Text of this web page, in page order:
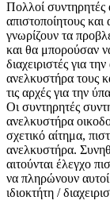
Πολλοί συντηρητές
απιστοποίητους
γνωρίζουν τα
και θα μπορούσαν
διαχειριστές για
ανελκυστήρα τους
τις αρχές για την
Οι συντηρητές
ανελκυστήρα
σχετικό αίτημα,
ανελκυστήρα.
αιτούνται έλεγχο
να πληρώνουν
ιδιοκτήτη /